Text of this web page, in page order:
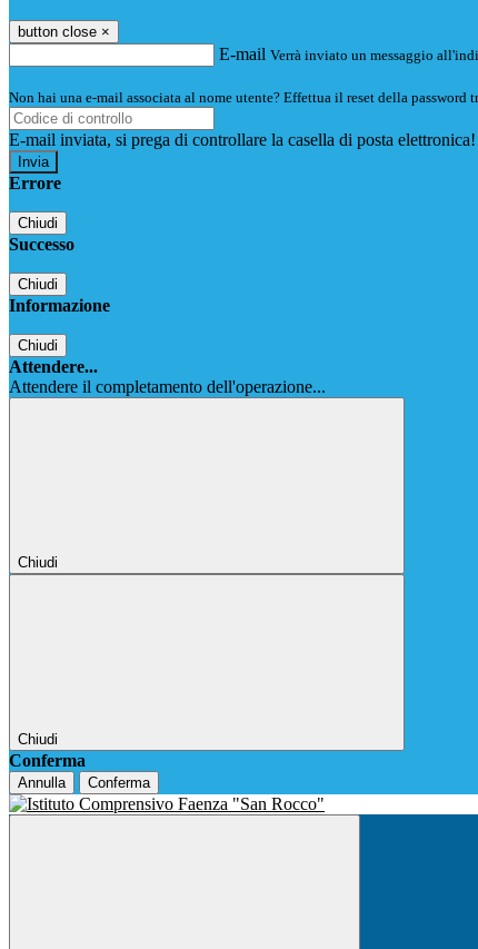
button close ×
E-mail Verrà inviato un messaggio
Non hai una e-mail associata al nome utente? Effettua il reset della password
E-mail inviata, si prega di controllare la casella di posta elettronica!
Errore
Chiudi
Successo
Chiudi
Informazione
Chiudi
Attendere...
Attendere il completamento dell'operazione...
Chiudi
Chiudi
Conferma
Annulla Conferma